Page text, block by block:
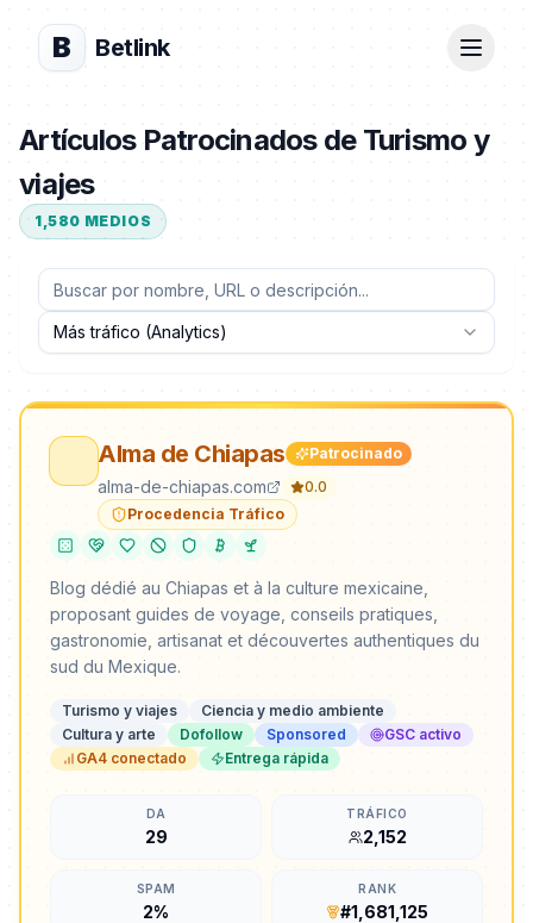
B Betlink
Artículos Patrocinados de Turismo y
viajes
1,580 MEDIOS
Más tráfico (Analytics)
Alma de Chiapas Patrocinado
alma-de-chiapas.com
0.0
Procedencia Tráfico
Blog dédié au Chiapas et à la culture mexicaine,
proposant guides de voyage, conseils pratiques,
gastronomie, artisanat et découvertes authentiques du
sud du Mexique.
Turismo y viajes
Ciencia y medio ambiente
Cultura y arte
Dofollow Sponsored
GSC activo
GA4 conectado
Entrega rápida
DA
29
TRÁFICO
2,152
SPAM
2%
RANK
#1,681,125